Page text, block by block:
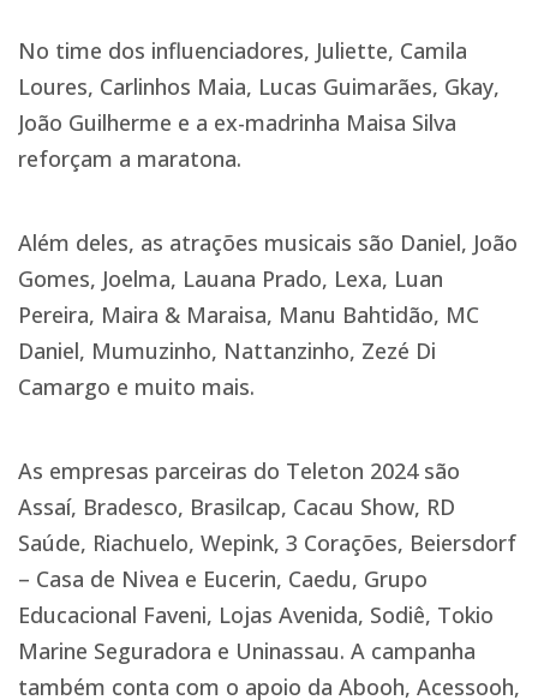
No time dos influenciadores, Juliette, Camila
Loures, Carlinhos Maia, Lucas Guimarães, Gkay,
João Guilherme e a ex-madrinha Maisa Silva
reforçam a maratona.
Além deles, as atrações musicais são Daniel, João
Gomes, Joelma, Lauana Prado, Lexa, Luan
Pereira, Maira & Maraisa, Manu Bahtidão, MC
Daniel, Mumuzinho, Nattanzinho, Zezé Di
Camargo e muito mais.
As empresas parceiras do Teleton 2024 são
Assaí, Bradesco, Brasilcap, Cacau Show, RD
Saúde, Riachuelo, Wepink, 3 Corações, Beiersdorf
– Casa de Nivea e Eucerin, Caedu, Grupo
Educacional Faveni, Lojas Avenida, Sodiê, Tokio
Marine Seguradora e Uninassau. A campanha
também conta com o apoio da Abooh, Acessooh,